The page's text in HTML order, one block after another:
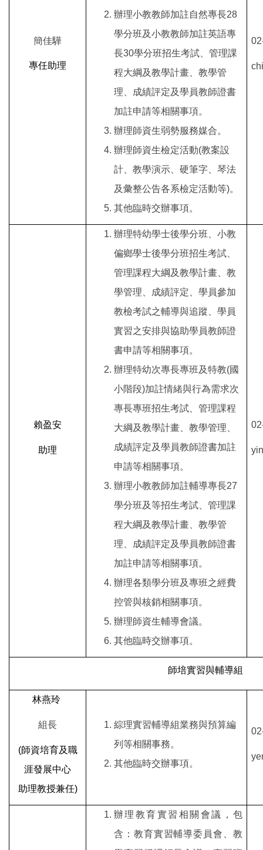
簡佳驊
專任助理
辦理小教教師加註自然專長28
學分班及小教教師加註英語專
長30學分班招生考試、管理課
程大綱及教學計畫、教學管
理、成績評定及學員教師證書
加註申請等相關事項。
辦理師資生弱勢服務媒合。
辦理師資生檢定活動(教案設
計、教學演示、硬筆字、琴法
及彙整公告各系檢定活動等)。
其他臨時交辦事項。
賴盈安
助理
辦理特幼學士後學分班、 小教
偏鄉學士後學分班招生考試、
管理課程大綱及教學計畫、教
學管理、成績評定、學員參加
教檢考試之輔導與追蹤、學員
實習之安排與協助學員教師證
書申請等相關事項。
辦理特幼次專長專班及特教(國
小階段)加註情緒與行為需求次
專長專班招生考試、管理課程
大綱及教學計畫、教學管理、
成績評定及學員教師證書加註
申請等相關事項。
辦理小教教師加註輔導專長27
學分班及等招生考試、管理課
程大綱及教學計畫、教學管
理、成績評定及學員教師證書
加註申請等相關事項。
辦理各類學分班及專班之經費
控管與核銷相關事項。
辦理師資生輔導會議。
其他臨時交辦事項。
師培實習與輔導組
林燕玲
組長
(師資培育及職
涯發展中心
助理教授兼任)
綜理實習輔導組業務與預算編
列等相關事務。
其他臨時交辦事項。
辦理教育實習相關會議，包
含：教育實習輔導委員會、教